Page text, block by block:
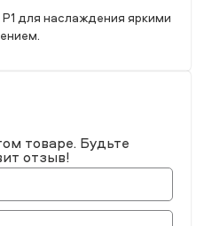
для наслаждения яркими
товаре. Будьте
отзыв!